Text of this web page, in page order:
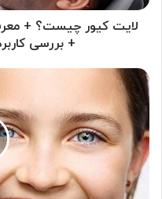
دندانپزشکی
آن
در
دندانپزشکی
لایت کیور چیست؟ +
+ بررسی
ارتودنسی
دندان
کودکان
چیست؟
+
چه
زمانی
کودکان